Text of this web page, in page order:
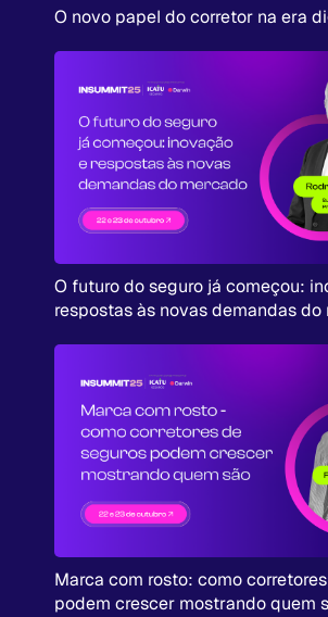
O novo papel do corretor na era
O futuro do seguro já começou:
respostas às novas demandas do
Marca com rosto: como
podem crescer mostrando quem